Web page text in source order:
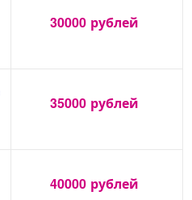
30000 рублей
35000 рублей
40000 рублей